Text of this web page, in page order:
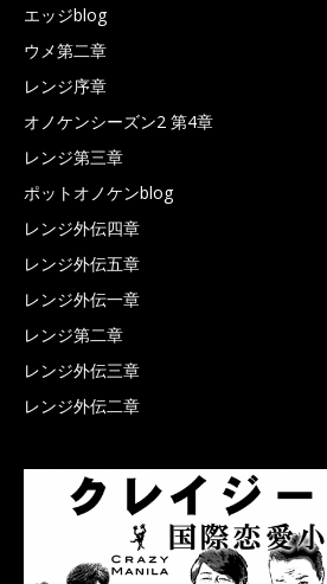
エッジblog
ウメ第二章
レンジ序章
オノケンシーズン2 第4章
レンジ第三章
ポットオノケンblog
レンジ外伝四章
レンジ外伝五章
レンジ外伝一章
レンジ第二章
レンジ外伝三章
レンジ外伝二章